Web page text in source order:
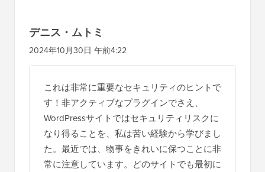
の
イ
ン
デニス・ムトミ
2024年10月30日 午前4:22
これは非常に重要なセキュリティのヒントで
す！非アクティブなプラグインでさえ、
WordPressサイトではセキュリティリスクに
なり得ることを、私は苦い経験から学びまし
た。最近では、物事をきれいに保つことに非
常に注意しています。どのサイトでも最初に